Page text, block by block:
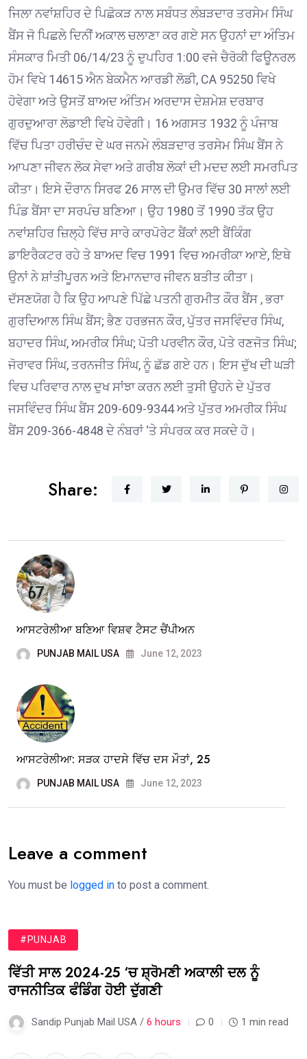
ਜਿਲਾ ਨਵਾਂਸ਼ਹਿਰ ਦੇ ਪਿਛੋਕੜ ਨਾਲ ਸਬੰਧਤ ਲੰਬੜਦਾਰ ਤਰਸੇਮ ਸਿੰਘ
ਬੈਂਸ ਜੋ ਪਿਛਲੇ ਦਿਨੀਂ ਅਕਾਲ ਚਲਾਣਾ ਕਰ ਗਏ ਸਨ ਉਹਨਾਂ ਦਾ ਅੰਤਿਮ
ਸੰਸਕਾਰ ਮਿਤੀ 06/14/23 ਨੂੰ ਦੁਪਹਿਰ 1:00 ਵਜੇ ਚੈਰੋਕੀ ਫਿਊਨਰਲ
ਹੋਮ ਵਿਖੇ 14615 ਐਨ ਬੇਕਮੈਨ ਆਰਡੀ ਲੋਡੀ, CA 95250 ਵਿਖੇ
ਹੋਵੇਗਾ ਅਤੇ ਉਸਤੋਂ ਬਾਅਦ ਅੰਤਿਮ ਅਰਦਾਸ ਦੇਸ਼ਮੇਸ਼ ਦਰਬਾਰ
ਗੁਰਦੁਆਰਾ ਲੋਡਾਈ ਵਿਖੇ ਹੋਵੇਗੀ। 16 ਅਗਸਤ 1932 ਨੂੰ ਪੰਜਾਬ
ਵਿੱਚ ਪਿਤਾ ਹਰੀਚੰਦ ਦੇ ਘਰ ਜਨਮੇ ਲੰਬੜਦਾਰ ਤਰਸੇਮ ਸਿੰਘ ਬੈਂਸ ਨੇ
ਆਪਣਾ ਜੀਵਨ ਲੋਕ ਸੇਵਾ ਅਤੇ ਗਰੀਬ ਲੋਕਾਂ ਦੀ ਮਦਦ ਲਈ ਸਮਰਪਿਤ
ਕੀਤਾ। ਇਸੇ ਦੌਰਾਨ ਸਿਰਫ 26 ਸਾਲ ਦੀ ਉਮਰ ਵਿੱਚ 30 ਸਾਲਾਂ ਲਈ
ਪਿੰਡ ਬੈਂਸਾ ਦਾ ਸਰਪੰਚ ਬਣਿਆ। ਉਹ 1980 ਤੋਂ 1990 ਤੱਕ ਉਹ
ਨਵਾਂਸ਼ਹਿਰ ਜ਼ਿਲ੍ਹੇ ਵਿੱਚ ਸਾਰੇ ਕਾਰਪੋਰੇਟ ਬੈਂਕਾਂ ਲਈ ਬੈਂਕਿੰਗ
ਡਾਇਰੈਕਟਰ ਰਹੇ ਤੇ ਬਾਅਦ ਵਿਚ 1991 ਵਿਚ ਅਮਰੀਕਾ ਆਏ, ਇਥੇ
ਉਨਾਂ ਨੇ ਸ਼ਾਂਤੀਪੂਰਨ ਅਤੇ ਇਮਾਨਦਾਰ ਜੀਵਨ ਬਤੀਤ ਕੀਤਾ।
ਦੱਸਣਯੋਗ ਹੈ ਕਿ ਉਹ ਆਪਣੇ ਪਿੱਛੇ ਪਤਨੀ ਗੁਰਮੀਤ ਕੌਰ ਬੈਂਸ , ਭਰਾ
ਗੁਰਦਿਆਲ ਸਿੰਘ ਬੈਂਸ; ਭੈਣ ਹਰਭਜਨ ਕੌਰ, ਪੁੱਤਰ ਜਸਵਿੰਦਰ ਸਿੰਘ,
ਬਹਾਦਰ ਸਿੰਘ, ਅਮਰੀਕ ਸਿੰਘ; ਪੋਤੀ ਪਰਵੀਨ ਕੌਰ, ਪੋਤੇ ਰਣਜੋਤ ਸਿੰਘ;
ਜੋਰਾਵਰ ਸਿੰਘ, ਤਰਨਜੀਤ ਸਿੰਘ, ਨੂੰ ਛੱਡ ਗਏ ਹਨ। ਇਸ ਦੁੱਖ ਦੀ ਘੜੀ
ਵਿਚ ਪਰਿਵਾਰ ਨਾਲ ਦੁਖ ਸਾਂਝਾ ਕਰਨ ਲਈ ਤੁਸੀ ਉਹਨੇ ਦੇ ਪੁੱਤਰ
ਜਸਵਿੰਦਰ ਸਿੰਘ ਬੈਂਸ 209-609-9344 ਅਤੇ ਪੁੱਤਰ ਅਮਰੀਕ ਸਿੰਘ
ਬੈਂਸ 209-366-4848 ਦੇ ਨੰਬਰਾਂ ‘ਤੇ ਸੰਪਰਕ ਕਰ ਸਕਦੇ ਹੋ।
Share:
ਆਸਟਰੇਲੀਆ ਬਣਿਆ ਵਿਸ਼ਵ ਟੈਸਟ ਚੈਂਪੀਅਨ
PUNJAB MAIL USA June 12, 2023
ਆਸਟਰੇਲੀਆ: ਸੜਕ ਹਾਦਸੇ ਵਿੱਚ ਦਸ ਮੌਤਾਂ, 25
PUNJAB MAIL USA June 12, 2023
Leave a comment
You must be logged in to post a comment.
#PUNJAB
ਵਿੱਤੀ ਸਾਲ 2024-25 ‘ਚ ਸ਼੍ਰੋਮਣੀ ਅਕਾਲੀ ਦਲ ਨੂੰ
ਰਾਜਨੀਤਿਕ ਫੰਡਿੰਗ ਹੋਈ ਦੁੱਗਣੀ
Sandip Punjab Mail USA / 6 hours 0 1 min read